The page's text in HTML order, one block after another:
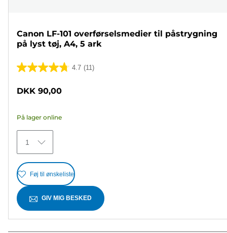
Canon LF-101 overførselsmedier til påstrygning
på lyst tøj, A4, 5 ark
4.7 (11)
4.7
stjerner.
11
anmeldelser
DKK 90,00
På lager online
1
Føj til ønskeliste
GIV MIG BESKED